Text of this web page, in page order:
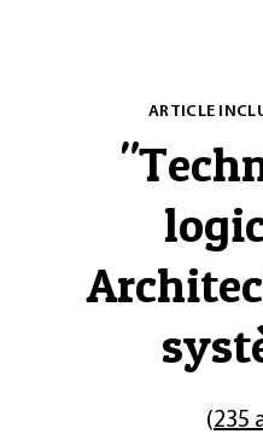
ARTICLE
"
(235